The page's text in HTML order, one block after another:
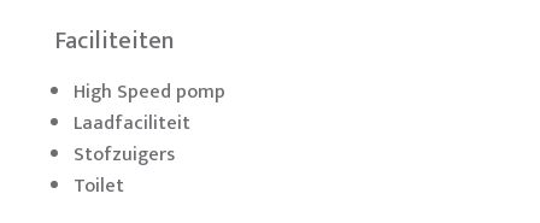
Faciliteiten
High Speed pomp
Laadfaciliteit
Stofzuigers
Toilet